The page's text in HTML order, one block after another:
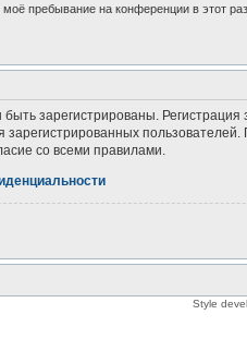
пребывание на конференции в этот раз
зарегистрированы.
зарегистрированных
со всеми правилами.
Style